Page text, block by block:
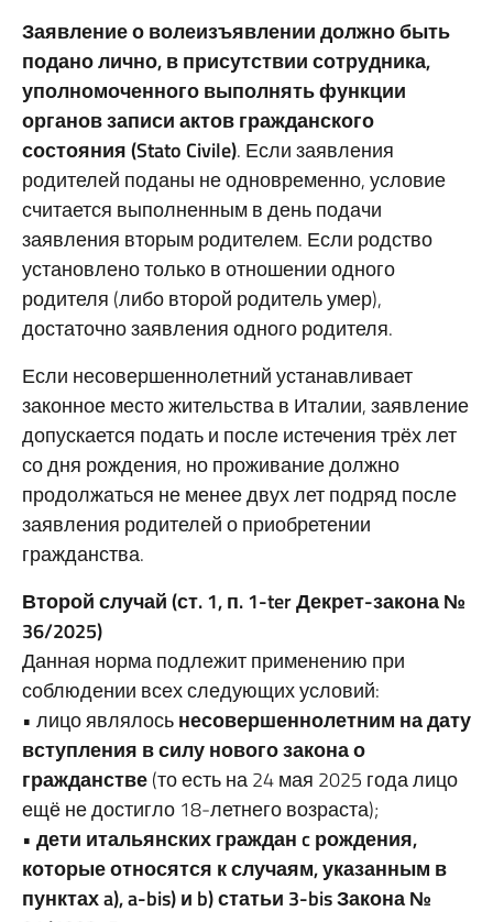
Заявление о волеизъявлении должно быть
подано лично, в присутствии сотрудника,
уполномоченного выполнять функции
органов записи актов гражданского
состояния (Stato Civile). Если заявления
родителей поданы не одновременно, условие
считается выполненным в день подачи
заявления вторым родителем. Если родство
установлено только в отношении одного
родителя (либо второй родитель умер),
достаточно заявления одного родителя.
Если несовершеннолетний устанавливает
законное место жительства в Италии, заявление
допускается подать и после истечения трёх лет
со дня рождения, но проживание должно
продолжаться не менее двух лет подряд после
заявления родителей о приобретении
гражданства.
Второй случай (ст. 1, п. 1-ter Декрет-закона №
36/2025)
Данная норма подлежит применению при
соблюдении всех следующих условий:
• лицо являлосьнесовершеннолетним на дату
вступления в силу нового закона о
гражданстве(то есть на 24 мая 2025 года лицо
ещё не достигло 18-летнего возраста);
• дети итальянских граждан c рождения,
которые относятся к случаям, указанным в
пунктах a), a-bis) и b) статьи 3-bis Закона №